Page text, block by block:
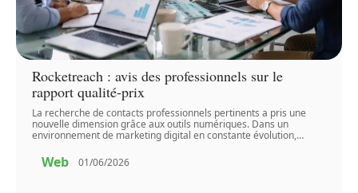
Rocketreach : avis des professionnels sur le
rapport qualité-prix
La recherche de contacts professionnels pertinents a pris une
nouvelle dimension grâce aux outils numériques. Dans un
environnement de marketing digital en constante évolution,…
Web 01/06/2026